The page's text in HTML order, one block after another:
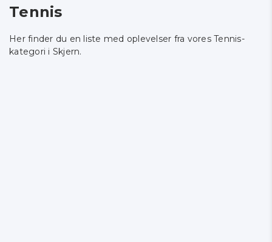
Tennis
Her finder du en liste med oplevelser fra vores Tennis-
kategori i Skjern.